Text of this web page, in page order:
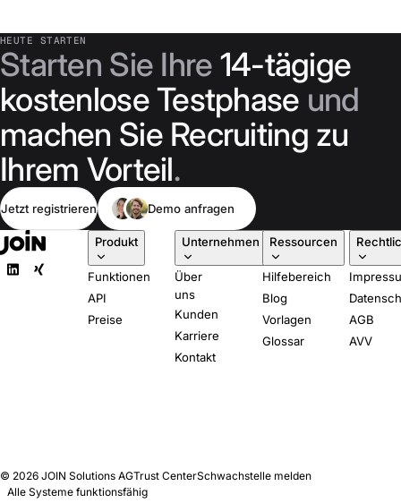
HEUTE STARTEN
Starten Sie Ihre 14-tägige
kostenlose Testphase und
machen Sie Recruiting zu
Ihrem Vorteil.
Jetzt registrieren Demo anfragen
Produkt
Funktionen
API
Preise
Unternehmen
Über
uns
Kunden
Karriere
Kontakt
Ressourcen
Hilfebereich
Blog
Vorlagen
Glossar
AGB
AVV
© 2026 JOIN Solutions AGTrust CenterSchwachstelle melden
Alle Systeme funktionsfähig